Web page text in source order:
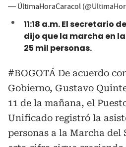
— ÚltimaHoraCaracol
11:18 a.m. El secretario
dijo que la marcha en
25 mil personas.
#BOGOTÁ De acuerdo
Gobierno, Gustavo
11 de la mañana, el
Unificado registró la
personas a la Marcha del